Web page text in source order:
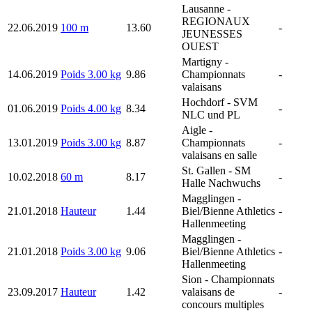
22.06.2019 100 m 13.60
Lausanne -
REGIONAUX
JEUNESSES
OUEST
-
14.06.2019 Poids 3.00 kg 9.86
Martigny -
Championnats
valaisans
-
01.06.2019 Poids 4.00 kg 8.34
Hochdorf- SVM
NLC und PL
-
13.01.2019 Poids 3.00 kg 8.87
Aigle -
Championnats
valaisans en salle
-
10.02.2018 60 m 8.17
St. Gallen - SM
Halle Nachwuchs
-
21.01.2018 Hauteur 1.44
Magglingen -
Biel/Bienne Athletics
Hallenmeeting
-
21.01.2018 Poids 3.00 kg 9.06
Magglingen -
Biel/Bienne Athletics
Hallenmeeting
-
23.09.2017 Hauteur 1.42
Sion - Championnats
valaisans de
concours multiples
-